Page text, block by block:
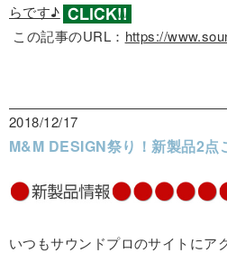
らです♪
この記事のURL： https://
2018/12/17
M&M DESIGN祭り！新製品2点
いつもサウンドプロのサイトにア